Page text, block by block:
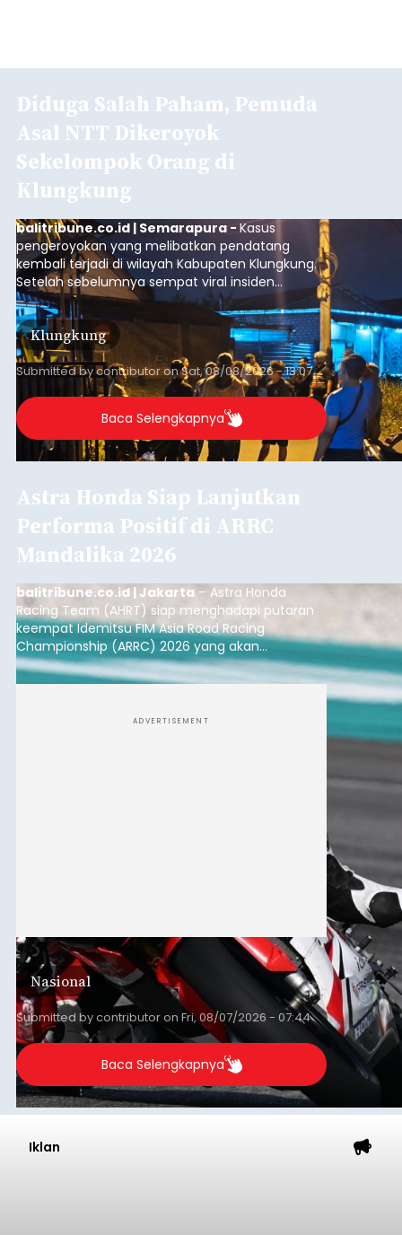
Diduga Salah Paham, Pemuda
Asal NTT Dikeroyok
Sekelompok Orang di
Klungkung
balitribune.co.id | Semarapura -Kasus
pengeroyokan yang melibatkan pendatang
kembali terjadi di wilayah Kabupaten Klungkung.
Setelah sebelumnya sempat viral insiden
keributan di barat Pasar Galiran, peristiwa serupa
kini menimpa seorang pemuda asal Kabupaten
Sumba Barat Daya (SBD), Nusa Tenggara Timur
(NTT).
Klungkung
Submitted bycontributoronSat, 08/08/2026 - 13:07
Baca Selengkapnya
Astra Honda Siap Lanjutkan
Performa Positif di ARRC
Mandalika 2026
balitribune.co.id | Jakarta – Astra Honda
Racing Team (AHRT) siap menghadapi putaran
keempat Idemitsu FIM Asia Road Racing
Championship (ARRC) 2026 yang akan
berlangsung di Pertamina Mandalika
International Circuit, Lombok, Nusa Tenggara
ADVERTISEMENT
Nasional
Submitted bycontributoron Fri, 08/07/2026 - 07:44
Baca Selengkapnya
Iklan